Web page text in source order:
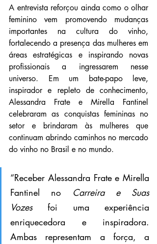
A entrevista reforçou ainda como o olhar
feminino vem promovendo mudanças
importantes na cultura do vinho,
fortalecendo a presença das mulheres em
áreas estratégicas e inspirando novas
profissionais a ingressarem nesse
universo. Em um bate-papo leve,
inspirador e repleto de conhecimento,
Alessandra Frate e Mirella Fantinel
celebraram as conquistas femininas no
setor e brindaram às mulheres que
continuam abrindo caminhos no mercado
do vinho no Brasil e no mundo.
“Receber Alessandra Frate e Mirella
Fantinel no
Carreira e Suas
Vozes foi uma experiência
enriquecedora e inspiradora.
Ambas representam a força, a